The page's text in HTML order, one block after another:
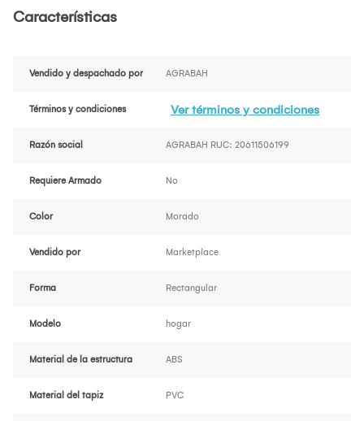
Características
Vendido y despachado por AGRABAH
Términos y condiciones Ver términos y condiciones
Razón social AGRABAH RUC: 20611506199
Requiere Armado No
Color Morado
Vendido por Marketplace
Forma Rectangular
Modelo hogar
Material de la estructura ABS
Material del tapiz PVC